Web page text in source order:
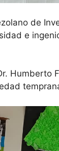
de
e
Humberto